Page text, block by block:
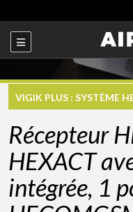
VIGIK PLUS : SYSTÈME
Récepteur
HEXACT
intégrée, 1